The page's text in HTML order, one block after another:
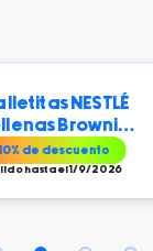
NESTLÉ
Brownie
120 g
de descuento
hasta el 1/9/2026